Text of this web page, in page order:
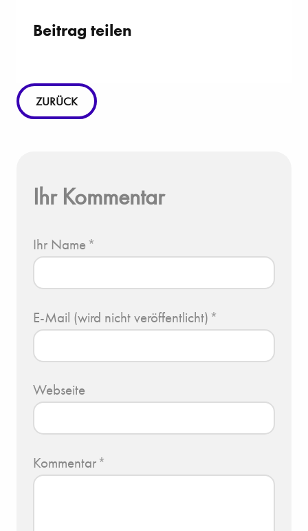
Beitrag teilen
ZURÜCK
Ihr Kommentar
Ihr Name *
E-Mail (wird nicht veröffentlicht) *
Webseite
Kommentar*